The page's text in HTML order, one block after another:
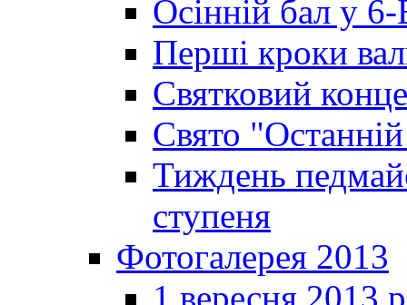
Осінній бал у 6-
Перші кроки
Святковий
Свято
Тиждень
ступеня
Фотогалерея 2013
1 вересня 2013